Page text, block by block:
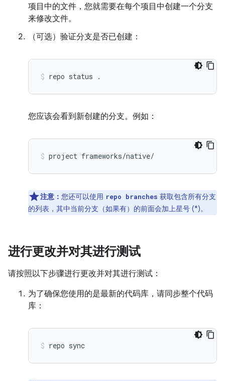
项目中的文件，您就需要在每个项目中创建一个分支
来修改文件。
（可选）验证分支是否已创建：
repo status .
您应该会看到新创建的分支。例如：
project frameworks/native/
注意： 您还可以使用 repo branches 获取包含所有分支
的列表，其中当前分支（如果有）的前面会加上星号 (*)。
进行更改并对其进行测试
请按照以下步骤进行更改并对其进行测试：
为了确保您使用的是最新的代码库，请同步整个代码
库：
repo sync